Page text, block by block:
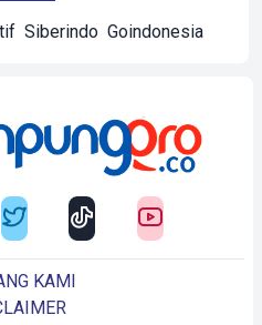
Siberindo Goindonesia
KAMI